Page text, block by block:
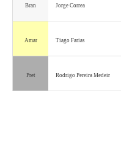
Bran Jorge Correa
Amar Tiago Farias
Pret Rodrigo Pereira Medeir